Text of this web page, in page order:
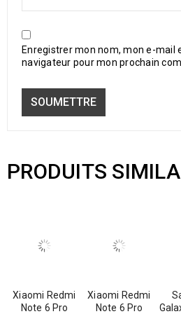
Enregistrer mon nom, mon e-mail
navigateur pour mon prochain
PRODUITS
Xiaomi Redmi
Note 6 Pro
Xiaomi Redmi
Note 6 Pro